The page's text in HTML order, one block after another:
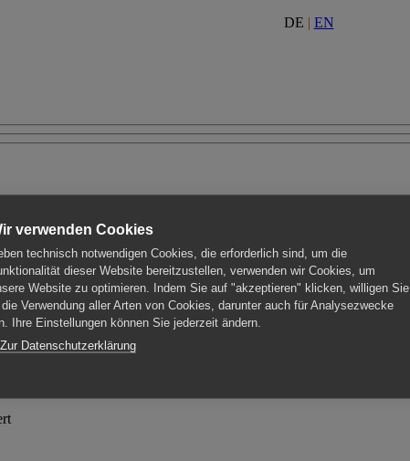
DE | EN
im Wandel erleben
verwenden Cookies
technisch notwendigen Cookies, die erforderlich sind, um die
dieser Website bereitzustellen, verwenden wir Cookies, um
Website zu optimieren. Indem Sie auf "akzeptieren" klicken, willigen Sie
die Verwendung aller Arten von Cookies, darunter auch für Analysezwecke
Ihre Einstellungen können Sie jederzeit ändern.
Datenschutzerklärung